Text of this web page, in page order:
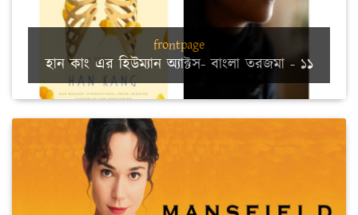
frontpage
হান কাং এর হিউম্যান অ্যাক্টস- বাংলা তরজমা - ১১